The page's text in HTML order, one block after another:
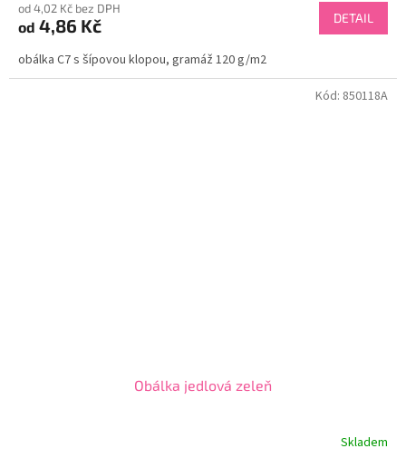
od 4,02 Kč bez DPH
od 4,86 Kč DETAIL
obálka C7 s šípovou klopou, gramáž 120 g/m2
Obálka jedlová zeleň
Skladem
Kód: 850118A